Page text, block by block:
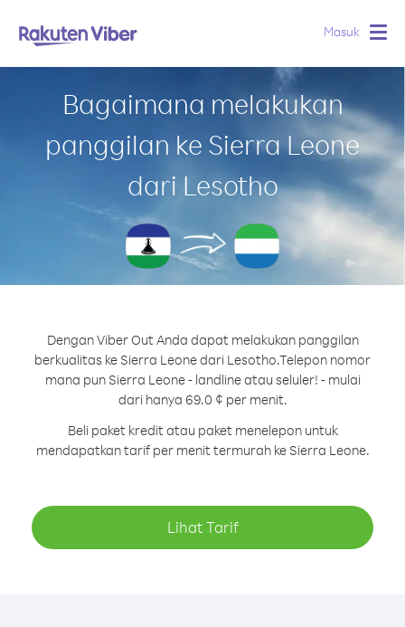
Masuk
Bagaimana melakukan
panggilan ke Sierra Leone
dari Lesotho
Dengan Viber Out Anda dapat melakukan panggilan
berkualitas ke Sierra Leone dari Lesotho.Telepon nomor
mana pun Sierra Leone - landline atau seluler! - mulai
dari hanya 69.0 ¢ per menit.
Beli paket kredit atau paket menelepon untuk
mendapatkan tarif per menit termurah ke Sierra Leone.
Lihat Tarif